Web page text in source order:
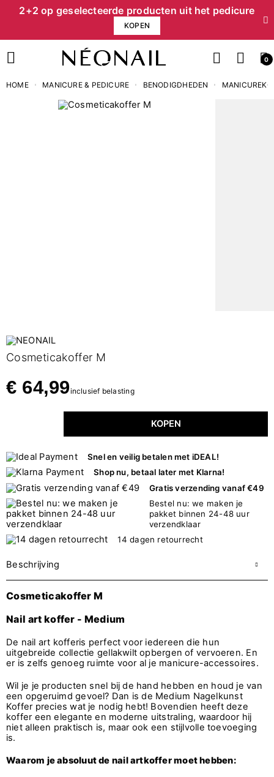
2+2 op geselecteerde producten uit het pedicure
KOPEN
0
HOME MANICURE & PEDICURE BENODIGDHEDEN
Cosmeticakoffer M
€ 64,99inclusief belasting
KOPEN
Snel en veilig betalen met iDEAL!
Shop nu, betaal later met Klarna!
Gratis verzending vanaf €49
Bestel nu: we maken je
pakket binnen 24-48 uur
verzendklaar
14 dagen retourrecht
Beschrijving
Cosmeticakoffer M
Nail art koffer - Medium
De nail art kofferis perfect voor iedereen die hun
uitgebreide collectie gellakwilt opbergen of vervoeren. En
er is zelfs genoeg ruimte voor al je manicure-accessoires.
Wil je je producten snel bij de hand hebben en houd je van
een opgeruimd gevoel? Dan is de Medium Nagelkunst
Koffer precies wat je nodig hebt! Bovendien heeft deze
koffer een elegante en moderne uitstraling, waardoor hij
niet alleen praktisch is, maar ook een stijlvolle toevoeging
is.
Waarom je absoluut de nail artkoffer moet hebben: